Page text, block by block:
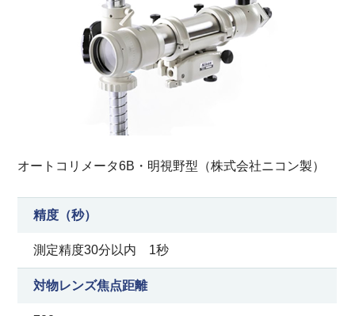
オートコリメータ6B・明視野型（株式会社ニコン製）
精度（秒）
測定精度30分以内 1秒
対物レンズ焦点距離